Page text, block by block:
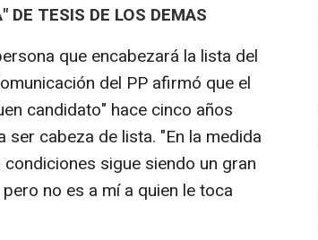
DE TESIS DE LOS DEMAS
que encabezará la lista del
del PP afirmó que el
candidato" hace cinco años
cabeza de lista. "En la medida
sigue siendo un gran
no es a mí a quien le toca